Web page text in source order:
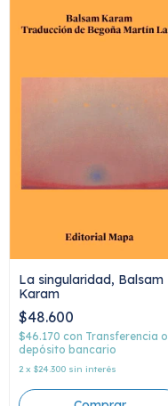
La singularidad, Balsam
Karam
$48.600
$46.170 con Transferencia o
depósito bancario
2 x $24.300 sin interés